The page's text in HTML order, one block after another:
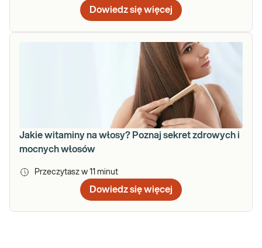
Dowiedz się więcej
Jakie witaminy na włosy? Poznaj sekret zdrowych i
mocnych włosów
Przeczytasz w 11 minut
Dowiedz się więcej